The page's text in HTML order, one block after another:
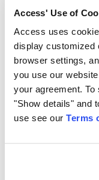
Access' Use of
Access uses
display customized
browser settings,
you use our
your agreement.
"Show details" and
use see our Terms
en cumplimiento
retención,
digitalización y
de destrucción
Access, visite
Para más